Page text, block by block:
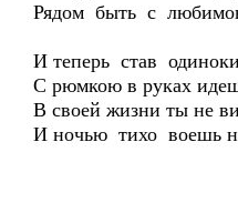
Рядом быть с
И теперь став
С рюмкою в руках
В своей жизни ты не
И ночью тихо воешь